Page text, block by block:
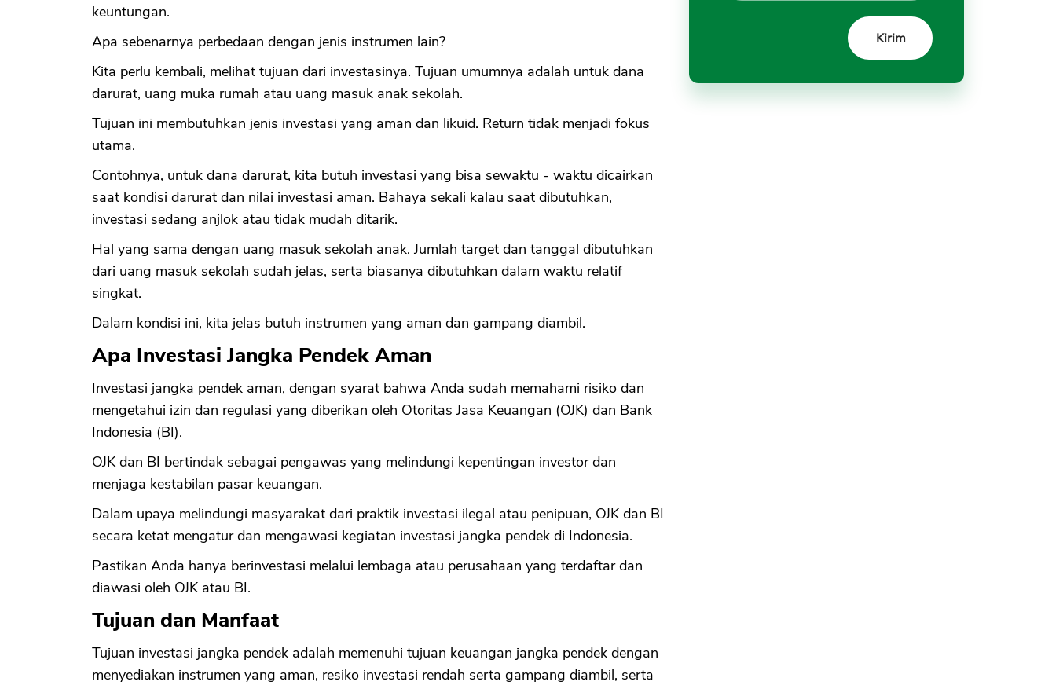
keuntungan.
Apa sebenarnya perbedaan dengan jenis instrumen lain?
Kita perlu kembali, melihat tujuan dari investasinya. Tujuan umumnya adalah untuk dana
darurat, uang muka rumah atau uang masuk anak sekolah.
Tujuan ini membutuhkan jenis investasi yang aman dan likuid. Return tidak menjadi fokus
utama.
Contohnya, untuk dana darurat, kita butuh investasi yang bisa sewaktu - waktu dicairkan
saat kondisi darurat dan nilai investasi aman. Bahaya sekali kalau saat dibutuhkan,
investasi sedang anjlok atau tidak mudah ditarik.
Hal yang sama dengan uang masuk sekolah anak. Jumlah target dan tanggal dibutuhkan
dari uang masuk sekolah sudah jelas, serta biasanya dibutuhkan dalam waktu relatif
singkat.
Dalam kondisi ini, kita jelas butuh instrumen yang aman dan gampang diambil.
Apa Investasi Jangka Pendek Aman
Investasi jangka pendek aman, dengan syarat bahwa Anda sudah memahami risiko dan
mengetahui izin dan regulasi yang diberikan oleh Otoritas Jasa Keuangan (OJK) dan Bank
Indonesia (BI).
OJK dan BI bertindak sebagai pengawas yang melindungi kepentingan investor dan
menjaga kestabilan pasar keuangan.
Dalam upaya melindungi masyarakat dari praktik investasi ilegal atau penipuan, OJK dan BI
secara ketat mengatur dan mengawasi kegiatan investasi jangka pendek di Indonesia.
Pastikan Anda hanya berinvestasi melalui lembaga atau perusahaan yang terdaftar dan
diawasi oleh OJK atau BI.
Tujuan dan Manfaat
Tujuan investasi jangka pendek adalah memenuhi tujuan keuangan jangka pendek dengan
menyediakan instrumen yang aman, resiko investasi rendah serta gampang diambil, serta